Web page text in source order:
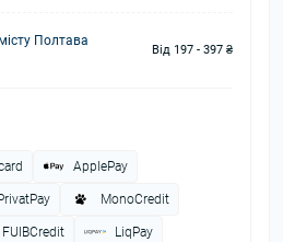
Полтава
Від 197 - 397 ₴
ApplePay
MonoCredit
FUIBCredit LiqPay